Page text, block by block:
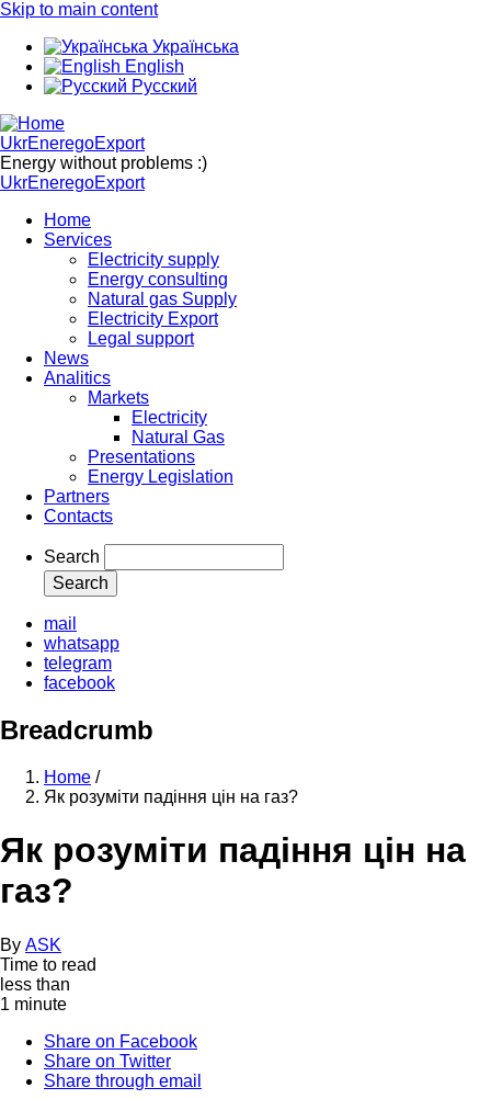
Skip to main content
Українська
English
Русский
UkrEneregoExport
Energy without problems :)
UkrEneregoExport
Home
Services
Electricity supply
Energy consulting
Natural gas Supply
Electricity Export
Legal support
News
Analitics
Markets
Electricity
Natural Gas
Presentations
Energy Legislation
Partners
Contacts
Search
mail
whatsapp
telegram
facebook
Breadcrumb
Home /
Як розуміти падіння цін на газ?
Як розуміти падіння цін на
газ?
By ASK
Time to read
less than
1 minute
Share on Facebook
Share on Twitter
Share through email